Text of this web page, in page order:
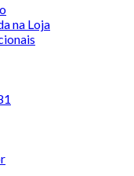
na Loja